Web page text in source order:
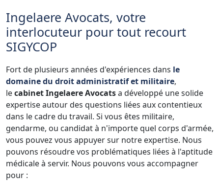
Ingelaere Avocats, votre
interlocuteur pour tout recourt
SIGYCOP
Fort de plusieurs années d'expériences dans le
domaine du droit administratif et militaire,
lecabinet Ingelaere Avocatsa développé une solide
expertise autour des questions liées aux contentieux
dans le cadre du travail. Si vous êtes militaire,
gendarme, ou candidat à n'importe quel corps d'armée,
vous pouvez vous appuyer sur notre expertise. Nous
pouvons résoudre vos problématiques liées à l'aptitude
médicale à servir. Nous pouvons vous accompagner
pour :